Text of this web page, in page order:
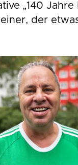
„140
der